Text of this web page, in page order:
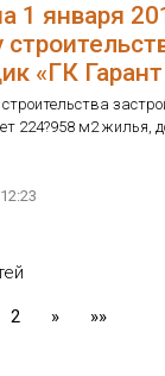
1 января
«ГК
строительства
224?958 м2 жилья,
2 » »»